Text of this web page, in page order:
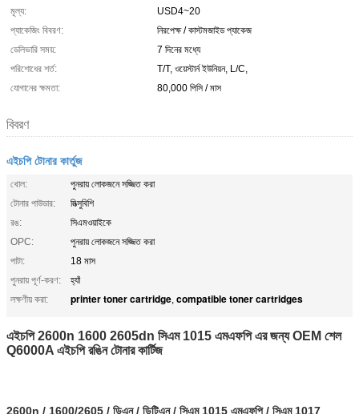
মূল্য:
USD4~20
প্যাকেজিং বিবরণ:
নিরপেক্ষ / কাস্টমজাইড প্যাকেজ
ডেলিভারি সময়:
7 দিনের মধ্যে
পরিশোধের শর্ত:
T/T, ওয়েস্টার্ন ইউনিয়ন, L/C,
যোগানের ক্ষমতা:
80,000 পিসি / মাস
বিবরণ
এইচপি টোনার কার্তুজ
খোল:
পুনরায় লোকজনে সজ্জিত করা
টোনার পাউডার:
মিত্সুবিশি
রঙ:
সিএমওয়াইকে
OPC:
পুনরায় লোকজনে সজ্জিত করা
পাটা:
18 মাস
পুনরায় পূর্ণ-করণ:
হ্যাঁ
লক্ষণীয় করা:
printer toner cartridge, compatible toner cartridges
এইচপি 2600n 1600 2605dn সিএম 1015 এমএফপি এর জন্য OEM শেল
Q6000A এইচপি রঙিন টোনার কার্টিজ
2600n / 1600/2605 / ডিএন / ডিটিএন / সিএম 1015 এমএফপি / সিএম 1017